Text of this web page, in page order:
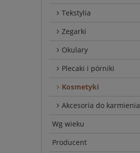
Tekstylia
Zegarki
Okulary
Plecaki i pórniki
Kosmetyki
Akcesoria do karmienia
Wg wieku
Producent